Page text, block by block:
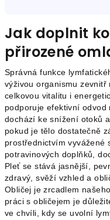
Jak doplnit
přirozené
Správná funkce
výživou organismu
celkovou vitalitu i
podporuje efektivní
dochází ke snížení otoků
pokud je tělo dostatečně
prostřednictvím vyvážené
potravinových doplňků,
Pleť se stává jasnější,
zdravý, svěží vzhled a
Obličej je zrcadlem
práci s obličejem je
ve chvíli, kdy se uvolní